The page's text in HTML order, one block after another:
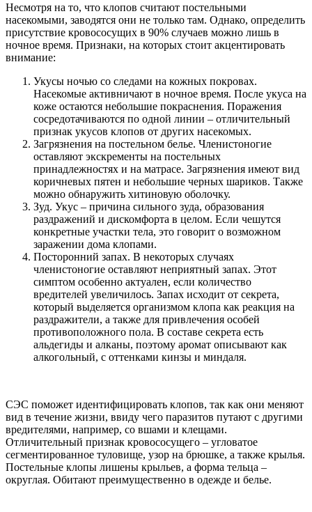
Несмотря на то, что клопов считают постельными
насекомыми, заводятся они не только там. Однако, определить
присутствие кровососущих в 90% случаев можно лишь в
ночное время. Признаки, на которых стоит акцентировать
внимание:
Укусы ночью со следами на кожных покровах.
Насекомые активничают в ночное время. После укуса на
коже остаются небольшие покраснения. Поражения
сосредотачиваются по одной линии – отличительный
признак укусов клопов от других насекомых.
Загрязнения на постельном белье. Членистоногие
оставляют экскременты на постельных
принадлежностях и на матрасе. Загрязнения имеют вид
коричневых пятен и небольшие черных шариков. Также
можно обнаружить хитиновую оболочку.
Зуд. Укус – причина сильного зуда, образования
раздражений и дискомфорта в целом. Если чешутся
конкретные участки тела, это говорит о возможном
заражении дома клопами.
Посторонний запах. В некоторых случаях
членистоногие оставляют неприятный запах. Этот
симптом особенно актуален, если количество
вредителей увеличилось. Запах исходит от секрета,
который выделяется организмом клопа как реакция на
раздражители, а также для привлечения особей
противоположного пола. В составе секрета есть
альдегиды и алканы, поэтому аромат описывают как
алкогольный, с оттенками кинзы и миндаля.
СЭС поможет идентифицировать клопов, так как они меняют
вид в течение жизни, ввиду чего паразитов путают с другими
вредителями, например, со вшами и клещами.
Отличительный признак кровососущего – угловатое
сегментированное туловище, узор на брюшке, а также крылья.
Постельные клопы лишены крыльев, а форма тельца –
округлая. Обитают преимущественно в одежде и белье.